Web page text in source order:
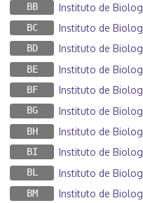
BB Instituto de
BC Instituto de
BD Instituto de
BE Instituto de
BF Instituto de
BG Instituto de
BH Instituto de
BI Instituto de
BL Instituto de
BM Instituto de